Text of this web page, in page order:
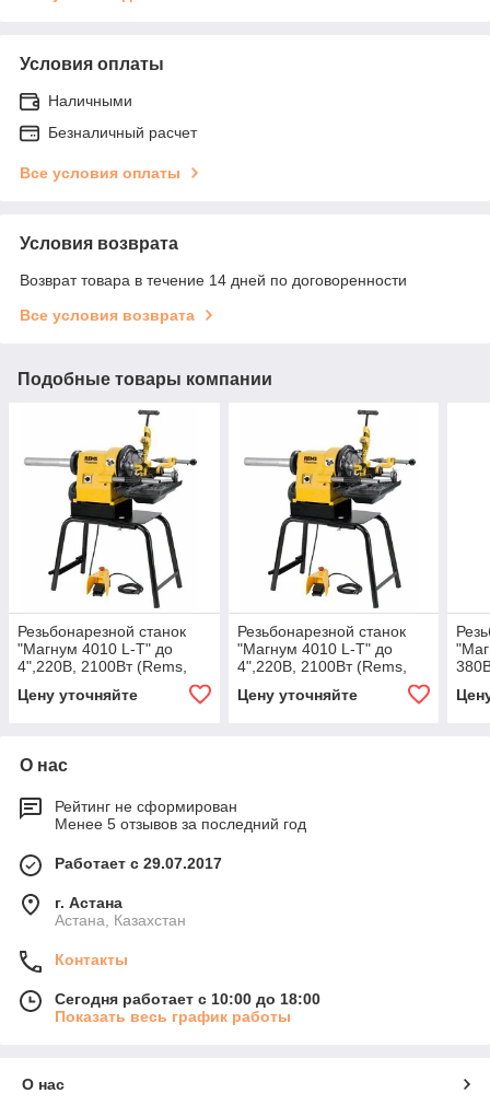
Условия оплаты
Наличными
Безналичный расчет
Все условия оплаты
Условия возврата
Возврат товара в течение 14 дней по договоренности
Все условия возврата
Подобные товары компании
Резьбонарезной станок
"Магнум 4010 L-Т" до
4",220В, 2100Вт (Rems,
1/2 - 4)
Цену уточняйте
Резьбонарезной станок
"Магнум 4010 L-Т" до
4",220В, 2100Вт (Rems,
380448, оснащение R 1/2
- 2)
Цену уточняйте
1/2
О нас
Рейтинг не сформирован
Менее 5 отзывов за последний год
Работает с 29.07.2017
г. Астана
Астана, Казахстан
Контакты
Сегодня работает с 10:00 до 18:00
Показать весь график работы
О нас